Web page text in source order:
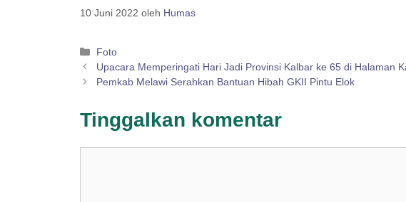
10 Juni 2022 oleh Humas
Kategori
Foto
Upacara Memperingati Hari Jadi Provinsi Kalbar ke 65 di Halaman
Pemkab Melawi Serahkan Bantuan Hibah GKII Pintu Elok
Tinggalkan komentar